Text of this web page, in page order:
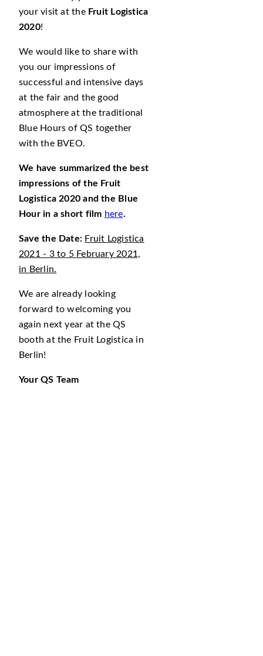
your visit at the Fruit Logistica
2020!
We would like to share with
you our impressions of
successful and intensive days
at the fair and the good
atmosphere at the traditional
Blue Hours of QS together
with the BVEO.
We have summarized the best
impressions of the Fruit
Logistica 2020 and the Blue
Hour in a short film here.
Save the Date: Fruit Logistica
2021 - 3 to 5 February 2021,
in Berlin.
We are already looking
forward to welcoming you
again next year at the QS
booth at the Fruit Logistica in
Berlin!
Your QS Team